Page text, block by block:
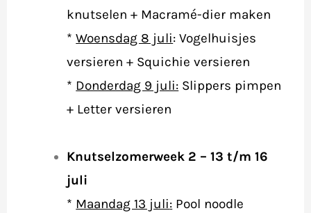
knutselen + Macramé-dier maken
*Woensdag 8 juli: Vogelhuisjes
versieren + Squichie versieren
* Donderdag 9 juli: Slippers pimpen
+ Letter versieren
Knutselzomerweek 2 – 13 t/m 16
juli
* Maandag 13 juli: Pool noodle